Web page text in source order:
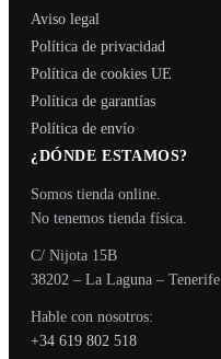
Aviso legal
Política de privacidad
Política de cookies UE
Política de garantías
Política de envío
¿DÓNDE ESTAMOS?
Somos tienda online.
No tenemos tienda física.
C/ Nijota 15B
38202 – La Laguna – Tenerife
Hable con nosotros:
+34 619 802 518